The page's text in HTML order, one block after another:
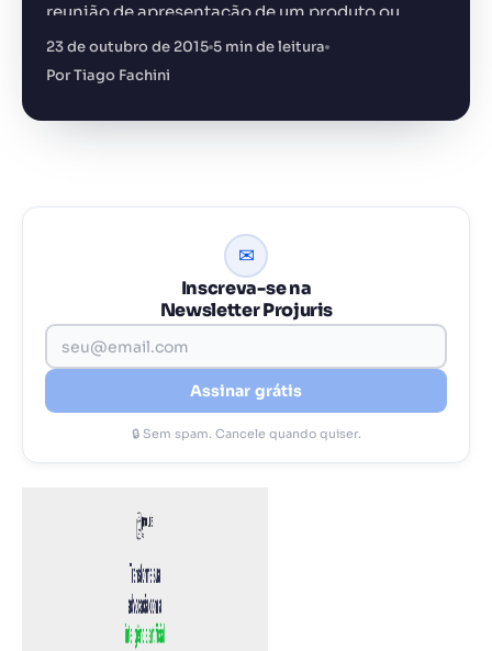
reunião de apresentação de um produto ou
serviço. E você, advogado, sabe disso: é preciso
23 de outubro de 2015 5 min de leitura
Por Tiago Fachini
✉
Inscreva-se na
Newsletter Projuris
Assinar grátis
🔒 Sem spam. Cancele quando quiser.
+14.000 juristas